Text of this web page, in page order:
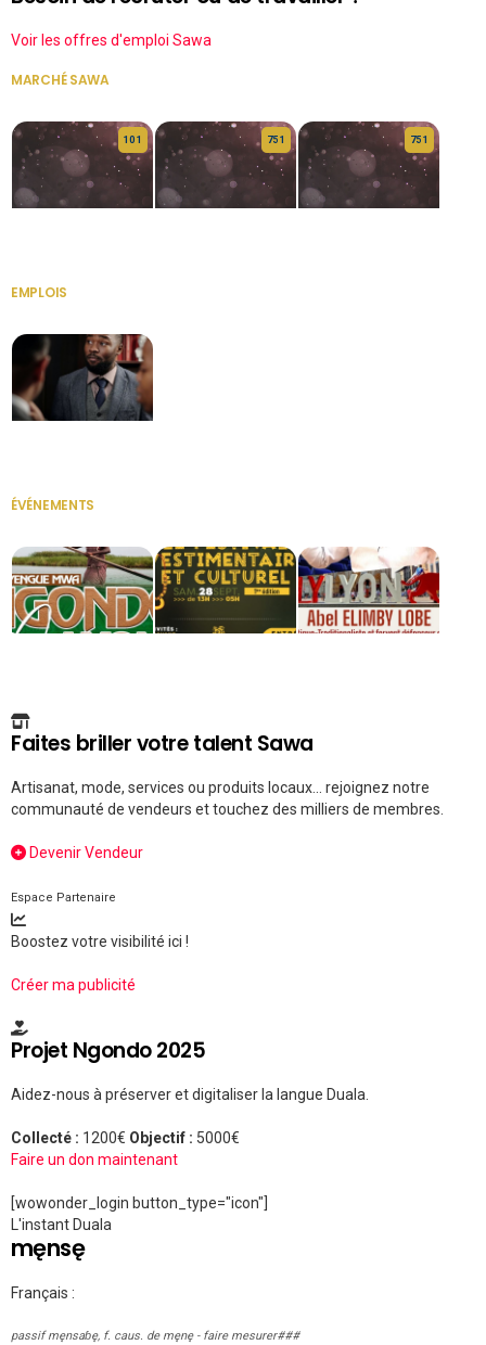
Voir les offres d'emploi Sawa
MARCHÉ SAWA
10 1 75 1 75 1
EMPLOIS
ÉVÉNEMENTS
Faites briller votre talent Sawa
Artisanat, mode, services ou produits locaux... rejoignez notre
communauté de vendeurs et touchez des milliers de membres.
Devenir Vendeur
Espace Partenaire
Boostez votre visibilité ici !
Créer ma publicité
Projet Ngondo 2025
Aidez-nous à préserver et digitaliser la langue Duala.
Collecté : 1200€ Objectif : 5000€
Faire un don maintenant
[wowonder_login button_type="icon"]
L'instant Duala
męnsę
Français :
passif męnsaɓę, f. caus. de męnę - faire mesurer###